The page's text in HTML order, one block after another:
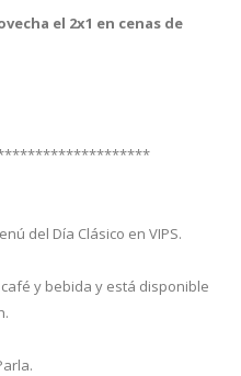
el 2x1 en cenas de
del Día Clásico en VIPS.
y bebida y está disponible